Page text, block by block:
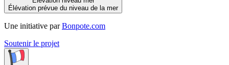
Élévation prévue du niveau de la mer
Une initiative par Bonpote.com
Soutenir le projet